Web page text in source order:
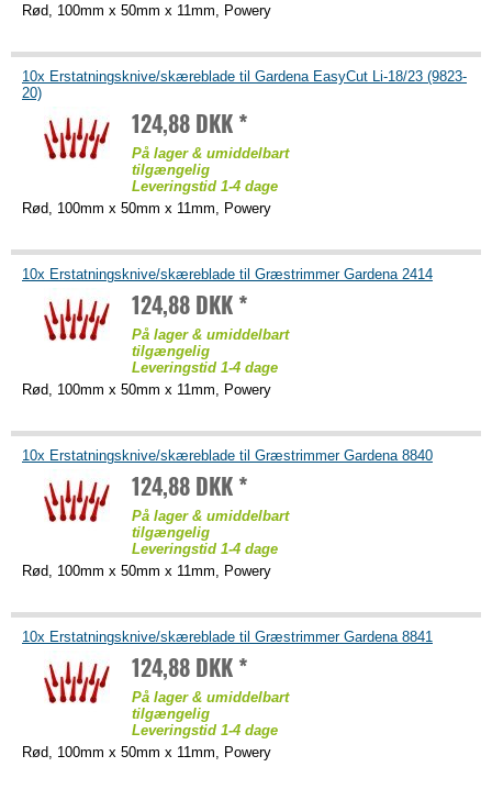
Rød, 100mm x 50mm x 11mm, Powery
10x Erstatningsknive/skæreblade til Gardena EasyCut Li-18/23 (9823-
20)
124,88 DKK *
På lager & umiddelbart
tilgængelig
Leveringstid 1-4 dage
Rød, 100mm x 50mm x 11mm, Powery
10x Erstatningsknive/skæreblade til Græstrimmer Gardena 2414
124,88 DKK *
På lager & umiddelbart
tilgængelig
Leveringstid 1-4 dage
Rød, 100mm x 50mm x 11mm, Powery
10x Erstatningsknive/skæreblade til Græstrimmer Gardena 8840
124,88 DKK *
På lager & umiddelbart
tilgængelig
Leveringstid 1-4 dage
Rød, 100mm x 50mm x 11mm, Powery
10x Erstatningsknive/skæreblade til Græstrimmer Gardena 8841
124,88 DKK *
På lager & umiddelbart
tilgængelig
Leveringstid 1-4 dage
Rød, 100mm x 50mm x 11mm, Powery